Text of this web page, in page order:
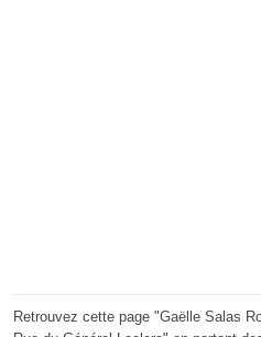
Retrouvez cette page "Gaëlle Salas